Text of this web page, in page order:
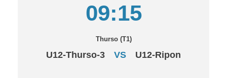
09:15
Thurso (T1)
U12-Thurso-3 VS U12-Ripon